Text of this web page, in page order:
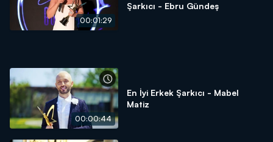
00:01:29
Şarkıcı - Ebru Gündeş
00:00:44
En İyi Erkek Şarkıcı - Mabel
Matiz